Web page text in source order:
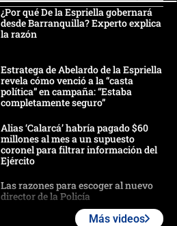
¿Por qué De la Espriella gobernará
desde Barranquilla? Experto explica
la razón
Estratega de Abelardo de la Espriella
revela cómo venció a la “casta
política” en campaña: “Estaba
completamente seguro”
Alias ‘Calarcá’ habría pagado $60
millones al mes a un supuesto
coronel para filtrar información del
Ejército
Las razones para escoger al nuevo
director de la Policía
Más videos